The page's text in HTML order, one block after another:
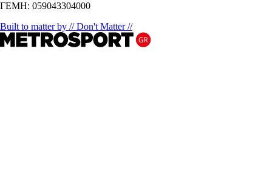
ΓΕΜΗ: 059043304000
Built to matter by // Don't Matter //